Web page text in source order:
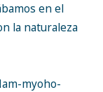
en el
la naturaleza
myoho-